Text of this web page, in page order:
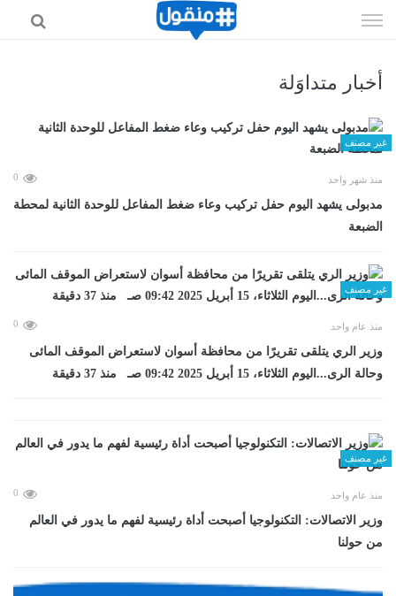
الى
أخبار متداوَلة
غير مصنف
منذ شهر واحد 0
مدبولى يشهد اليوم حفل تركيب وعاء ضغط المفاعل للوحدة الثانية لمحطة
الضبعة
غير مصنف
منذ عام واحد 0
وزير الري يتلقى تقريرًا من محافظة أسوان لاستعراض الموقف المائى
وحالة الرى...اليوم الثلاثاء، 15 أبريل 2025 09:42 صـ منذ 37 دقيقة
غير مصنف
منذ عام واحد 0
وزير الاتصالات: التكنولوجيا أصبحت أداة رئيسية لفهم ما يدور في العالم
من حولنا